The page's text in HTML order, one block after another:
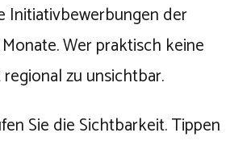
Initiativbewerbungen der
Wer praktisch keine
zu unsichtbar.
Sie die Sichtbarkeit. Tippen